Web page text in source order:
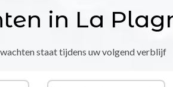
in La
staat tijdens uw volgend verblijf